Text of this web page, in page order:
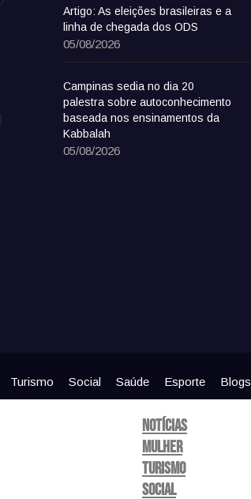
Artigo: As eleições brasileiras e a
linha de chegada dos ODS
05/08/2026
Campinas sedia no dia 20
palestra sobre autoconhecimento
baseada nos ensinamentos da
Kabbalah
05/08/2026
Turismo Social Saúde Esporte Blogs
Notícias
Mulher
Turismo
Social